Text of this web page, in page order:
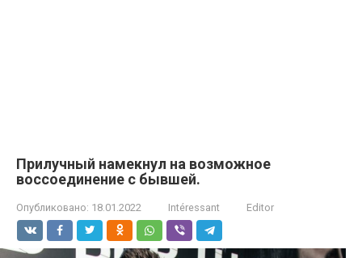
Прилучный намекнул на возможное
воссоединение с бывшей.
Опубликовано: 18.01.2022 Intéressant Editor